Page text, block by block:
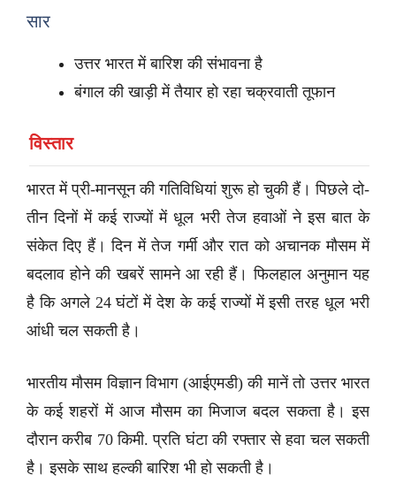
सार
उत्तर भारत में बारिश की संभावना है
बंगाल की खाड़ी में तैयार हो रहा चक्रवाती तूफान
विस्तार
भारत में प्री-मानसून की गतिविधियां शुरू हो चुकी हैं। पिछले दो-
तीन दिनों में कई राज्यों में धूल भरी तेज हवाओं ने इस बात के
संकेत दिए हैं। दिन में तेज गर्मी और रात को अचानक मौसम में
बदलाव होने की खबरें सामने आ रही हैं। फिलहाल अनुमान यह
है कि अगले 24 घंटों में देश के कई राज्यों में इसी तरह धूल भरी
आंधी चल सकती है।
भारतीय मौसम विज्ञान विभाग (आईएमडी) की मानें तो उत्तर भारत
के कई शहरों में आज मौसम का मिजाज बदल सकता है। इस
दौरान करीब 70 किमी. प्रति घंटा की रफ्तार से हवा चल सकती
है। इसके साथ हल्की बारिश भी हो सकती है।